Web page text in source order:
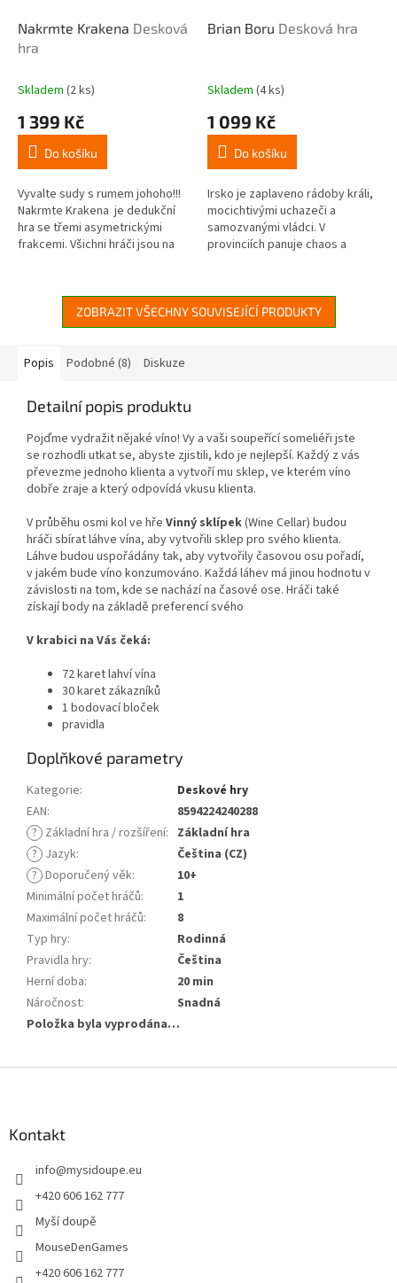
Nakrmte Krakena Desková
hra
Skladem (2 ks)
1 399 Kč
Do košíku
Vyvalte sudy s rumem johoho!!!
Nakrmte Krakena je dedukční
hra se třemi asymetrickými
frakcemi. Všichni hráči jsou na
Brian Boru Desková hra
Skladem (4 ks)
1 099 Kč
Do košíku
Irsko je zaplaveno rádoby králi,
mocichtivými uchazeči a
samozvanými vládci. V
provinciích panuje chaos a
ZOBRAZIT VŠECHNY SOUVISEJÍCÍ PRODUKTY
Popis Podobné (8) Diskuze
Detailní popis produktu
Pojďme vydražit nějaké víno! Vy a vaši soupeřící someliéři jste
se rozhodli utkat se, abyste zjistili, kdo je nejlepší. Každý z vás
převezme jednoho klienta a vytvoří mu sklep, ve kterém víno
dobře zraje a který odpovídá vkusu klienta.
V průběhu osmi kol ve hře Vinný sklípek(Wine Cellar) budou
hráči sbírat láhve vína, aby vytvořili sklep pro svého klienta.
Láhve budou uspořádány tak, aby vytvořily časovou osu pořadí,
v jakém bude víno konzumováno. Každá láhev má jinou hodnotu v
závislosti na tom, kde se nachází na časové ose. Hráči také
získají body na základě preferencí svého
V krabici na Vás čeká:
72 karet lahví vína
30 karet zákazníků
1 bodovací bloček
pravidla
Doplňkové parametry
Kategorie:
Deskové hry
EAN:
8594224240288
? Základní hra / rozšíření: Základní hra
? Jazyk:
Čeština (CZ)
? Doporučený věk:
10+
Minimální počet hráčů:
1
Maximální počet hráčů:
8
Typ hry:
Rodinná
Pravidla hry:
Čeština
Herní doba:
20 min
Náročnost:
Snadná
Položka byla vyprodána…
Kontakt
info@mysidoupe.eu
+420 606 162 777
Myší doupě
MouseDenGames
+420 606 162 777